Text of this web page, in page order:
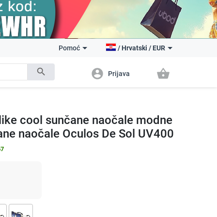
search
Pomoć / Hrvatski / EUR
account_circle Prijava shopping_basket
cool sunčane naočale modne
naočale Oculos De Sol UV400